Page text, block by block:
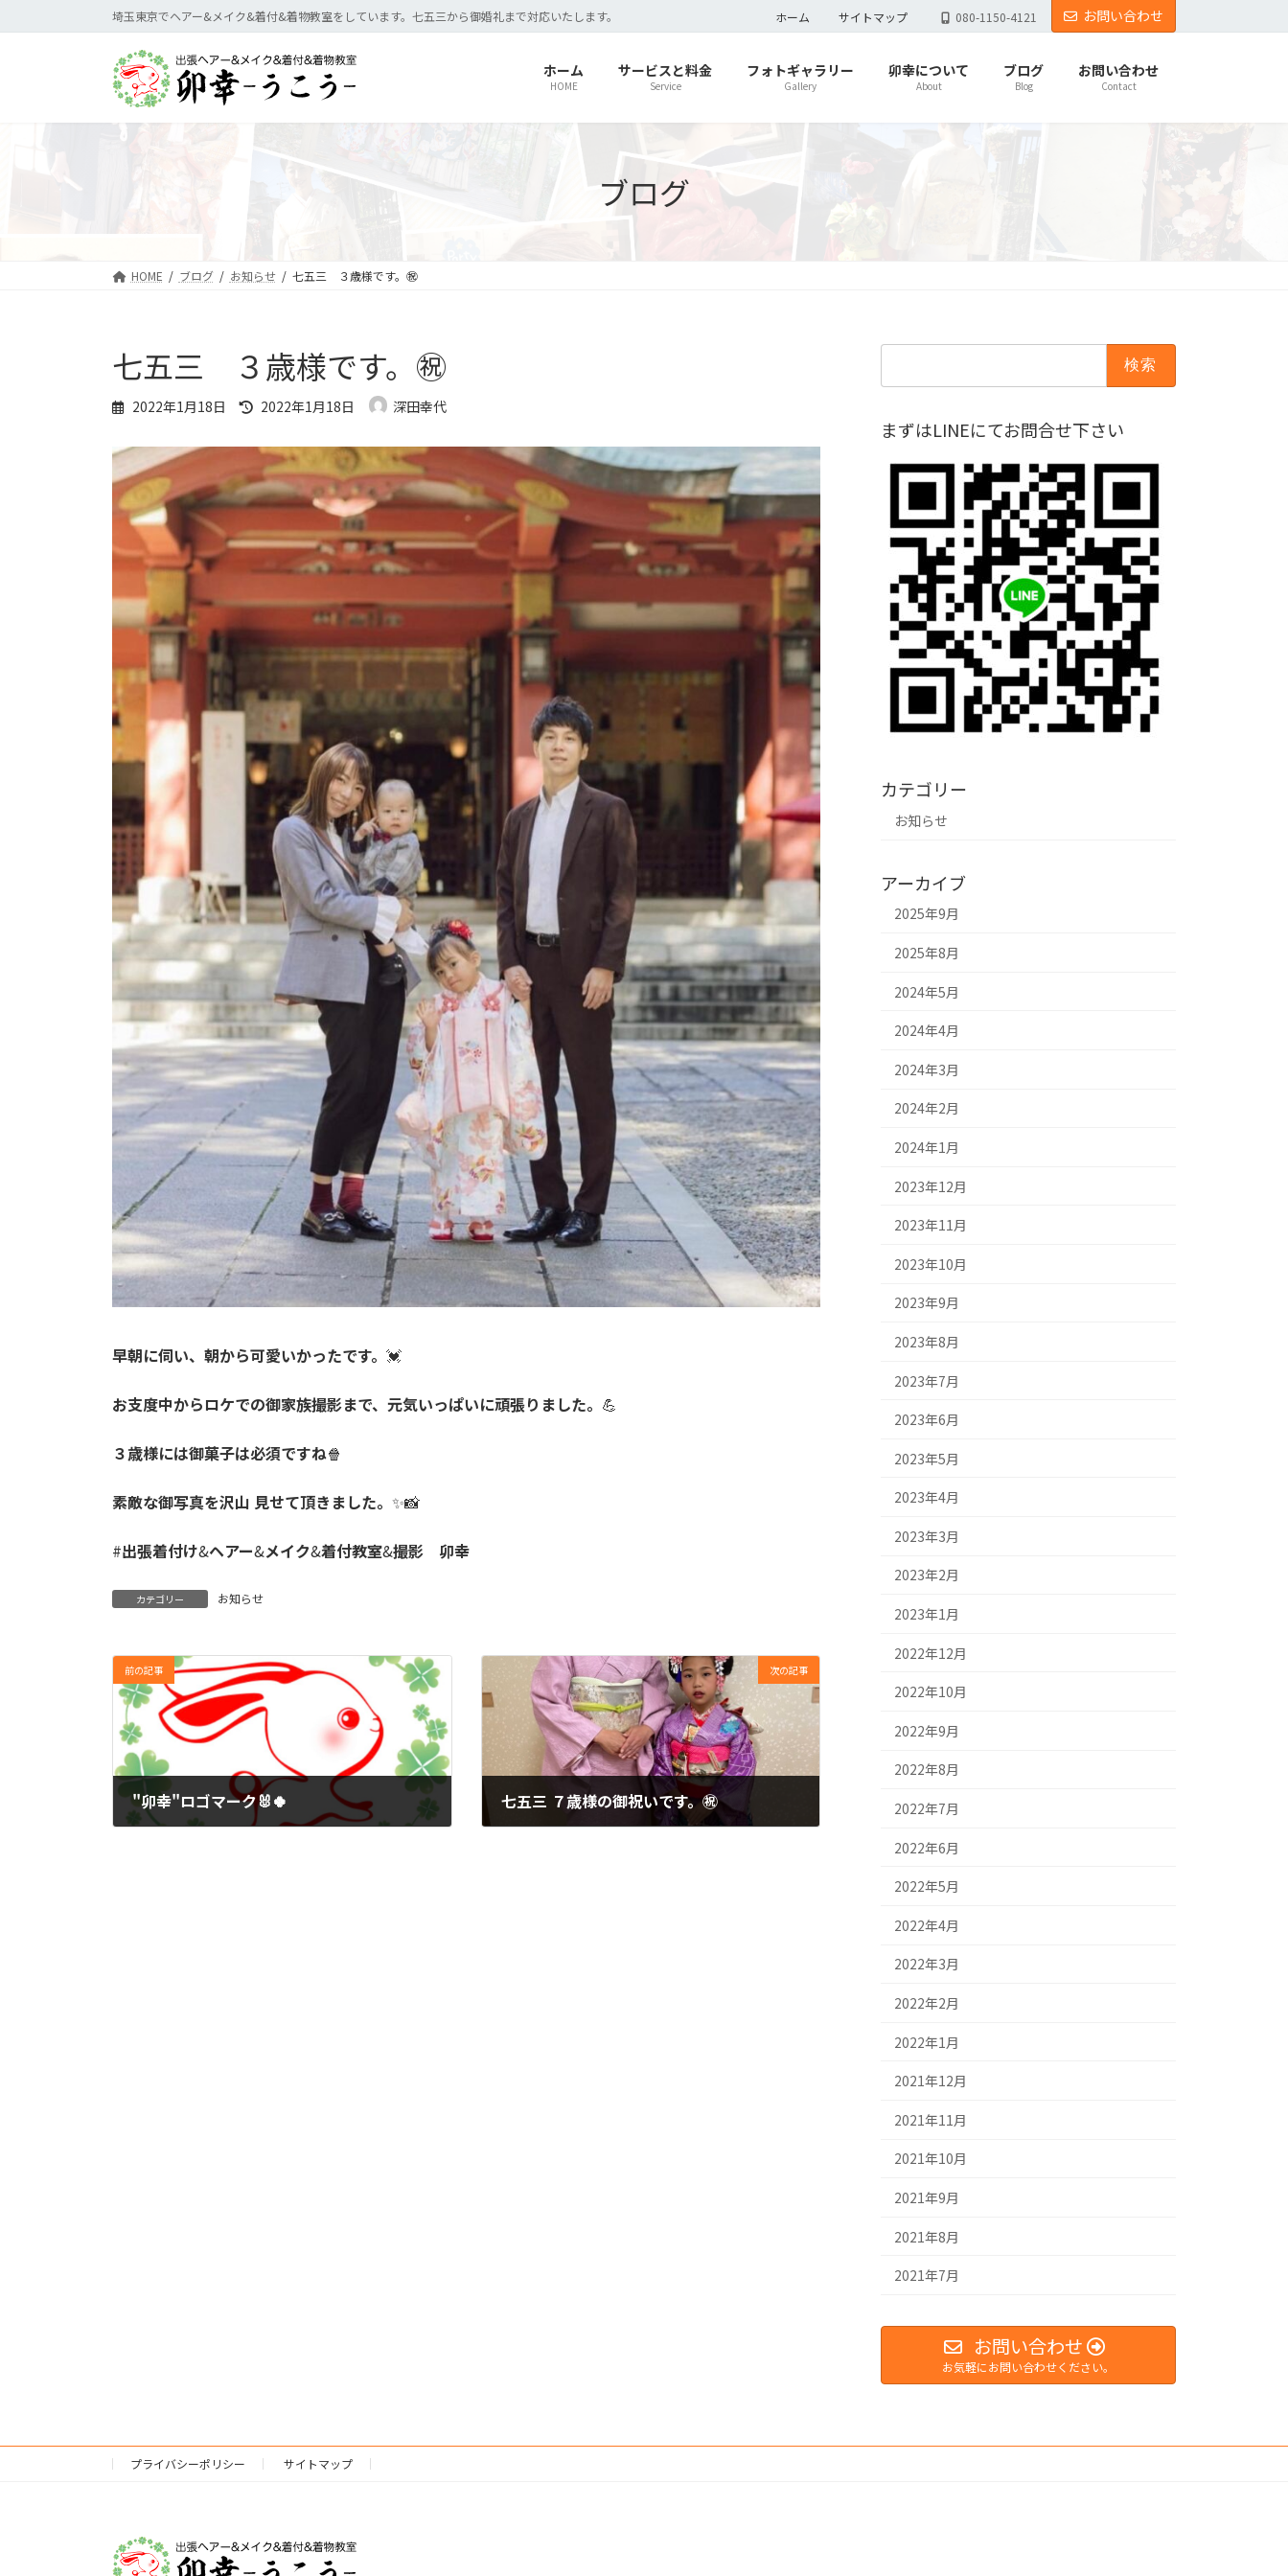
ン
ビ
埼玉東京でヘアー&メイク&着付&着物教室をしています。七五三から御婚礼まで対応いたします。 ホーム サイトマップ 080-1150-4121 お問い合わせ
ホーム
HOME
サービスと料金
Service
フォトギャラリー
Gallery
卯幸について
About
ブログ
Blog
お問い合わせ
Contact
ブログ
HOME ブログ お知らせ 七五三 ３歳様です。㊗️
七五三 ３歳様です。㊗️
2022年1月18日
最
新
日
時
2022年1月18日 深田幸代
早朝に伺い、朝から可愛いかったです。 💓
お支度中からロケでの御家族撮影まで、元気いっぱいに頑張りました。 💪
３歳様には御菓子は必須ですね🍿
素敵な御写真を沢山 見せて頂きました。 ✨📸
#出張着付け&ヘアー&メイク&着付教室&撮影 卯幸
カテゴリー お知らせ
前の記事
"卯幸"ロゴマーク🐰🍀
次の記事
七五三 ７歳様の御祝いです。㊗️
まずはLINEにてお問合せ下さい
カテゴリー
お知らせ
アーカイブ
2025年9月
2025年8月
2024年5月
2024年4月
2024年3月
2024年2月
2024年1月
2023年12月
2023年11月
2023年10月
2023年9月
2023年8月
2023年7月
2023年6月
2023年5月
2023年4月
2023年3月
2023年2月
2023年1月
2022年12月
2022年10月
2022年9月
2022年8月
2022年7月
2022年6月
2022年5月
2022年4月
2022年3月
2022年2月
2022年1月
2021年12月
2021年11月
2021年10月
2021年9月
2021年8月
2021年7月
お問い合わせ
お気軽にお問い合わせください。
プライバシーポリシー サイトマップ